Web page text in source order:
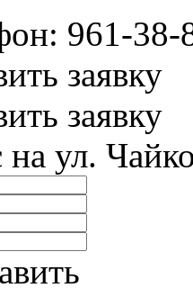
961-38-
заявку
заявку
ул.